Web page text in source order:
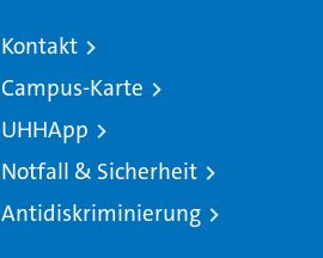
Kontakt
Campus-Karte
UHHApp
Notfall & Sicherheit
Antidiskriminierung